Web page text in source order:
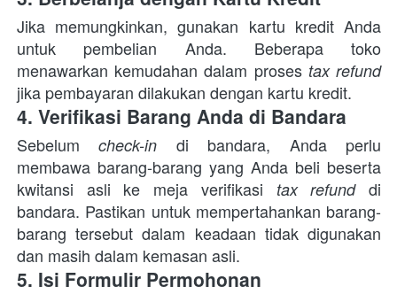
Jika memungkinkan, gunakan kartu kredit Anda
untuk pembelian Anda. Beberapa toko
menawarkan kemudahan dalam proses
tax refund
jika pembayaran dilakukan dengan kartu kredit.
4. Verifikasi Barang Anda di Bandara
Sebelum check-in di bandara, Anda perlu
membawa barang-barang yang Anda beli beserta
kwitansi asli ke meja verifikasi tax refund di
bandara. Pastikan untuk mempertahankan barang-
barang tersebut dalam keadaan tidak digunakan
dan masih dalam kemasan asli.
5. Isi Formulir Permohonan